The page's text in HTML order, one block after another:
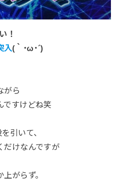
！
入(｀･ω･´)
がら
ですけどね笑
引いて、
だけなんですが
がらず。